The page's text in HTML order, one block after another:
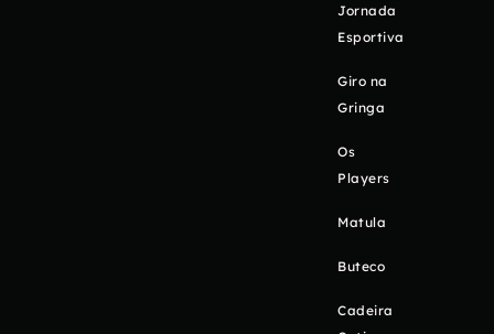
Jornada
Esportiva
Giro na
Gringa
Os
Players
Matula
Buteco
Cadeira